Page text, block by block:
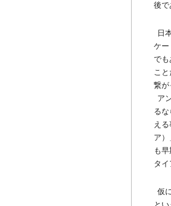
後で
日
ケー
でも
こ
繋が
ア
る
え
ア
も
タ
仮